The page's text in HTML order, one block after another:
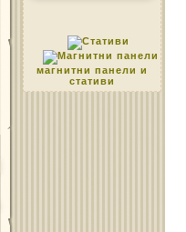
Област Пазарджик
магнитни панели и
стативи